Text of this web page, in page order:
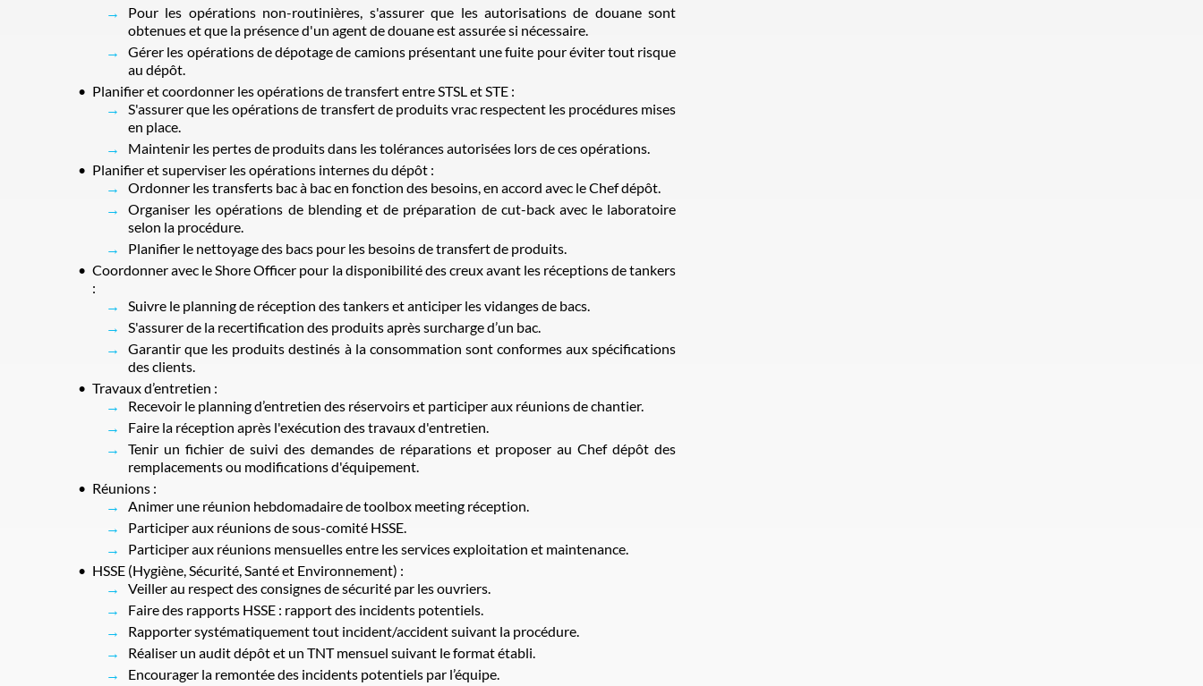
Pour les opérations non-routinières, s'assurer que les autorisations de douane sont
obtenues et que la présence d'un agent de douane est assurée si nécessaire.
Gérer les opérations de dépotage de camions présentant une fuite pour éviter tout risque
au dépôt.
Planifier et coordonner les opérations de transfert entre STSL et STE :
S'assurer que les opérations de transfert de produits vrac respectent les procédures mises
en place.
Maintenir les pertes de produits dans les tolérances autorisées lors de ces opérations.
Planifier et superviser les opérations internes du dépôt :
Ordonner les transferts bac à bac en fonction des besoins, en accord avec le Chef dépôt.
Organiser les opérations de blending et de préparation de cut-back avec le laboratoire
selon la procédure.
Planifier le nettoyage des bacs pour les besoins de transfert de produits.
Coordonner avec le Shore Officer pour la disponibilité des creux avant les réceptions de tankers
:
Suivre le planning de réception des tankers et anticiper les vidanges de bacs.
S'assurer de la recertification des produits après surcharge d’un bac.
Garantir que les produits destinés à la consommation sont conformes aux spécifications
des clients.
Travaux d’entretien :
Recevoir le planning d’entretien des réservoirs et participer aux réunions de chantier.
Faire la réception après l'exécution des travaux d'entretien.
Tenir un fichier de suivi des demandes de réparations et proposer au Chef dépôt des
remplacements ou modifications d'équipement.
Réunions :
Animer une réunion hebdomadaire de toolbox meeting réception.
Participer aux réunions de sous-comité HSSE.
Participer aux réunions mensuelles entre les services exploitation et maintenance.
HSSE (Hygiène, Sécurité, Santé et Environnement) :
Veiller au respect des consignes de sécurité par les ouvriers.
Faire des rapports HSSE : rapport des incidents potentiels.
Rapporter systématiquement tout incident/accident suivant la procédure.
Réaliser un audit dépôt et un TNT mensuel suivant le format établi.
Encourager la remontée des incidents potentiels par l’équipe.